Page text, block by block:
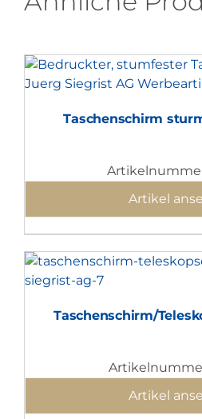
Taschenschirm
Artikel
Taschenschirm/
Artikel